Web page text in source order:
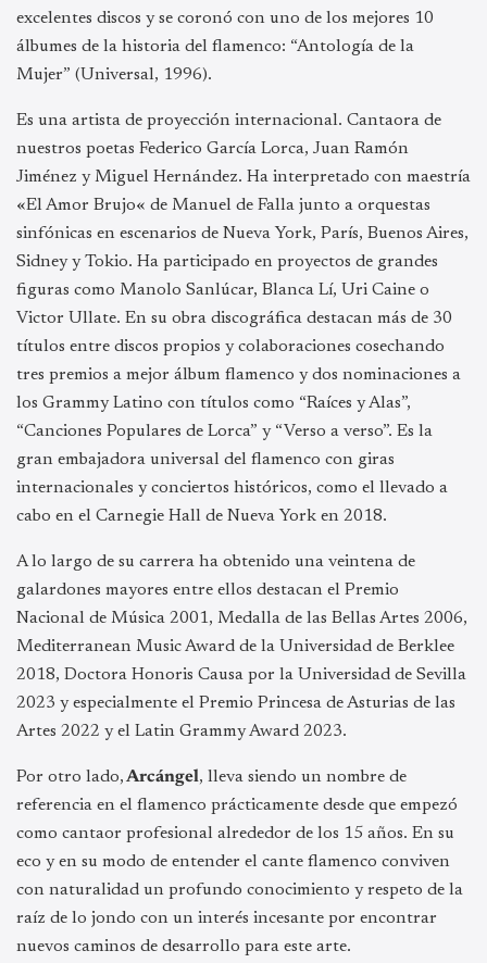
excelentes discos y se coronó con uno de los mejores 10
álbumes de la historia del flamenco: “Antología de la
Mujer” (Universal, 1996).
Es una artista de proyección internacional. Cantaora de
nuestros poetas Federico García Lorca, Juan Ramón
Jiménez y Miguel Hernández. Ha interpretado con maestría
«El Amor Brujo« de Manuel de Falla junto a orquestas
sinfónicas en escenarios de Nueva York, París, Buenos Aires,
Sidney y Tokio. Ha participado en proyectos de grandes
figuras como Manolo Sanlúcar, Blanca Lí, Uri Caine o
Victor Ullate. En su obra discográfica destacan más de 30
títulos entre discos propios y colaboraciones cosechando
tres premios a mejor álbum flamenco y dos nominaciones a
los Grammy Latino con títulos como “Raíces y Alas”,
“Canciones Populares de Lorca” y “Verso a verso”. Es la
gran embajadora universal del flamenco con giras
internacionales y conciertos históricos, como el llevado a
cabo en el Carnegie Hall de Nueva York en 2018.
A lo largo de su carrera ha obtenido una veintena de
galardones mayores entre ellos destacan el Premio
Nacional de Música 2001, Medalla de las Bellas Artes 2006,
Mediterranean Music Award de la Universidad de Berklee
2018, Doctora Honoris Causa por la Universidad de Sevilla
2023 y especialmente el Premio Princesa de Asturias de las
Artes 2022 y el Latin Grammy Award 2023.
Por otro lado,Arcángel, lleva siendo un nombre de
referencia en el flamenco prácticamente desde que empezó
como cantaor profesional alrededor de los 15 años. En su
eco y en su modo de entender el cante flamenco conviven
con naturalidad un profundo conocimiento y respeto de la
raíz de lo jondo con un interés incesante por encontrar
nuevos caminos de desarrollo para este arte.